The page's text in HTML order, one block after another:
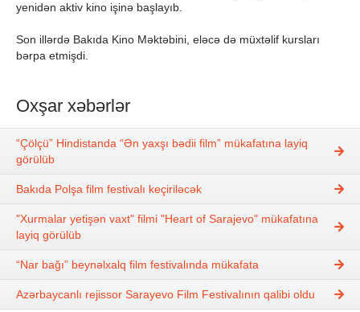
yenidən aktiv kino işinə başlayıb.
Son illərdə Bakıda Kino Məktəbini, eləcə də müxtəlif kursları
bərpa etmişdi.
Oxşar xəbərlər
“Çölçü” Hindistanda “Ən yaxşı bədii film” mükafatına layiq
görülüb
Bakıda Polşa film festivalı keçiriləcək
"Xurmalar yetişən vaxt" filmi "Heart of Sarajevo" mükafatına
layiq görülüb
“Nar bağı” beynəlxalq film festivalında mükafata
Azərbaycanlı rejissor Sarayevo Film Festivalının qalibi oldu